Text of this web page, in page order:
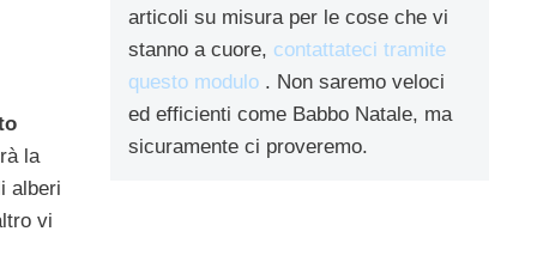
la
alberi
vi
articoli su misura per le cose che vi
stanno a cuore, contattateci tramite
questo modulo . Non saremo veloci
ed efficienti come Babbo Natale, ma
sicuramente ci proveremo.